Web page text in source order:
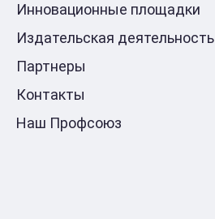
Инновационные площадки
Издательская деятельность
Партнеры
Контакты
Наш Профсоюз